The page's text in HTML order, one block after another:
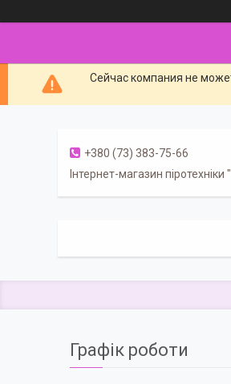
Сейчас компания не
+380 (73) 383-75-66
Інтернет-магазин
Графік роботи